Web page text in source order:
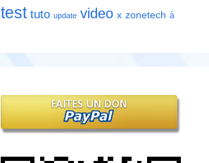
test tuto update video x zonetech à